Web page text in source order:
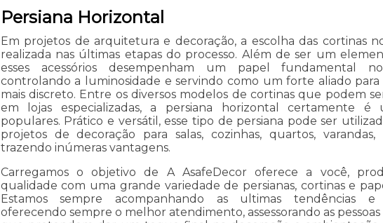
Persiana Horizontal
Em projetos de arquitetura e decoração, a escolha das cortinas
realizada nas últimas etapas do processo. Além de ser um
esses acessórios desempenham um papel fundamental
controlando a luminosidade e servindo como um forte aliado para
mais discreto. Entre os diversos modelos de cortinas que podem
em lojas especializadas, a persiana horizontal certamente é
populares. Prático e versátil, esse tipo de persiana pode ser
projetos de decoração para salas, cozinhas, quartos,
trazendo inúmeras vantagens.
Carregamos o objetivo de A AsafeDecor oferece a você,
qualidade com uma grande variedade de persianas, cortinas e
Estamos sempre acompanhando as ultimas tendências e
oferecendo sempre o melhor atendimento, assessorando as